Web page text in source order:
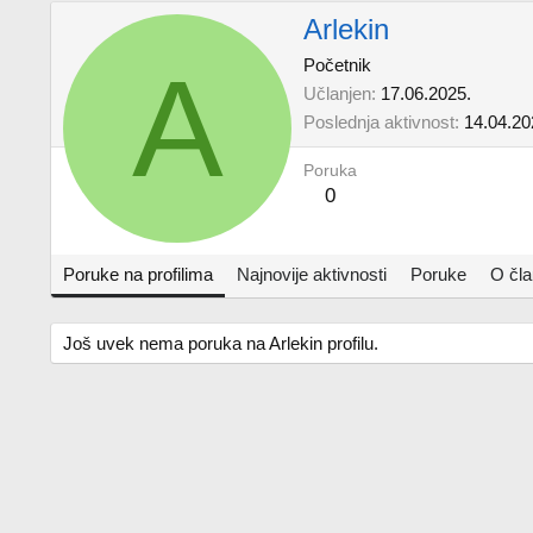
A
Arlekin
Početnik
Učlanjen 17.06.2025.
Poslednja aktivnost
Poruka
0
Poruke na profilima Najnovije aktivnosti Poruke O
Još uvek nema poruka na Arlekin profilu.